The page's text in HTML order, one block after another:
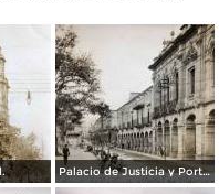
Palacio de Justicia y Portal de Aldama.